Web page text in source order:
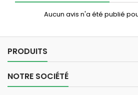
Aucun avis n'a été publié
PRODUITS
NOTRE SOCIÉTÉ